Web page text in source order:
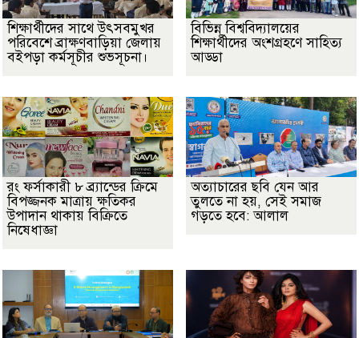
শিক্ষার্থীদের সাথে উৎসবমুখর
পরিবেশে ব্রাক্ষণবাড়িয়া জেলায়
বইপড়া কর্মসূচীর শুভসূচনা।
বিভিন্ন বিশ্ববিদ্যালয়ের
শিক্ষার্থীদের অংশগ্রহণে সাহিত্য
আড্ডা
রং ফর্সাকারী ৮ ব্র্যান্ডের ক্রিমে
বিপজ্জনক মাত্রায় ক্ষতিকর
উপাদান থাকায় বিক্রিতে
নিষেধাজ্ঞা
অত্যাচারের ছবি যেন আর
তুলতে না হয়, সেই সমাজ
গড়তে হবে: আলাল